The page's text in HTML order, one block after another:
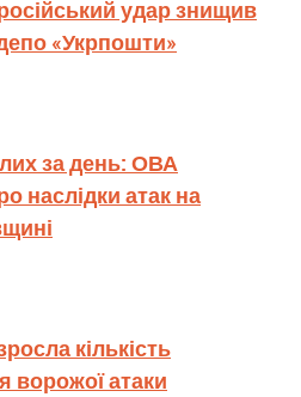
удар знищив
«Укрпошти»
за день: ОВА
наслідки атак на
кількість
ворожої атаки